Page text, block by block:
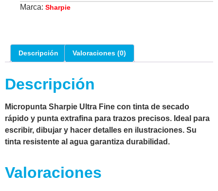
Marca: Sharpie
Descripción Valoraciones (0)
Descripción
Micropunta Sharpie Ultra Fine con tinta de secado
rápido y punta extrafina para trazos precisos. Ideal para
escribir, dibujar y hacer detalles en ilustraciones. Su
tinta resistente al agua garantiza durabilidad.
Valoraciones